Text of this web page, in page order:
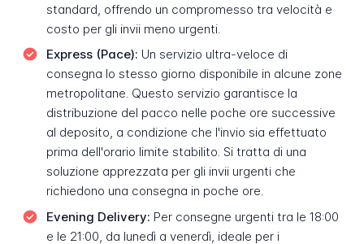
standard, offrendo un compromesso tra velocità e
costo per gli invii meno urgenti.
Express (Pace): Un servizio ultra-veloce di
consegna lo stesso giorno disponibile in alcune zone
metropolitane. Questo servizio garantisce la
distribuzione del pacco nelle poche ore successive
al deposito, a condizione che l'invio sia effettuato
prima dell'orario limite stabilito. Si tratta di una
soluzione apprezzata per gli invii urgenti che
richiedono una consegna in poche ore.
Evening Delivery: Per consegne urgenti tra le 18:00
e le 21:00, da lunedì a venerdì, ideale per i